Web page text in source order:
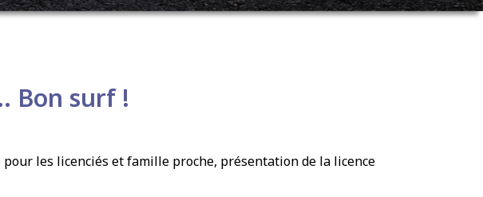
Bon surf !
les licenciés et famille proche, présentation de la licence